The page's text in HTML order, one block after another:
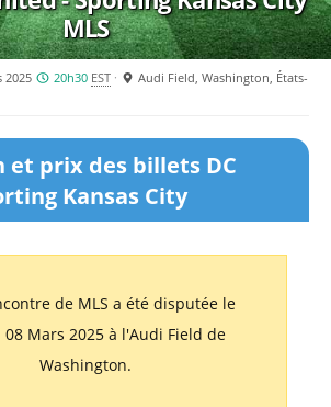
MLS
2025 20h30 EST
Audi Field, Washington, États-
prix des billets DC
Kansas City
de MLS a été disputée le
08 Mars 2025 à l'Audi Field de
Washington.